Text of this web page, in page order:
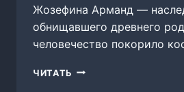
Жозефина Арманд —
обнищавшего древнего
человечество покорило
ЧИТАТЬ ВОКЗАЛ